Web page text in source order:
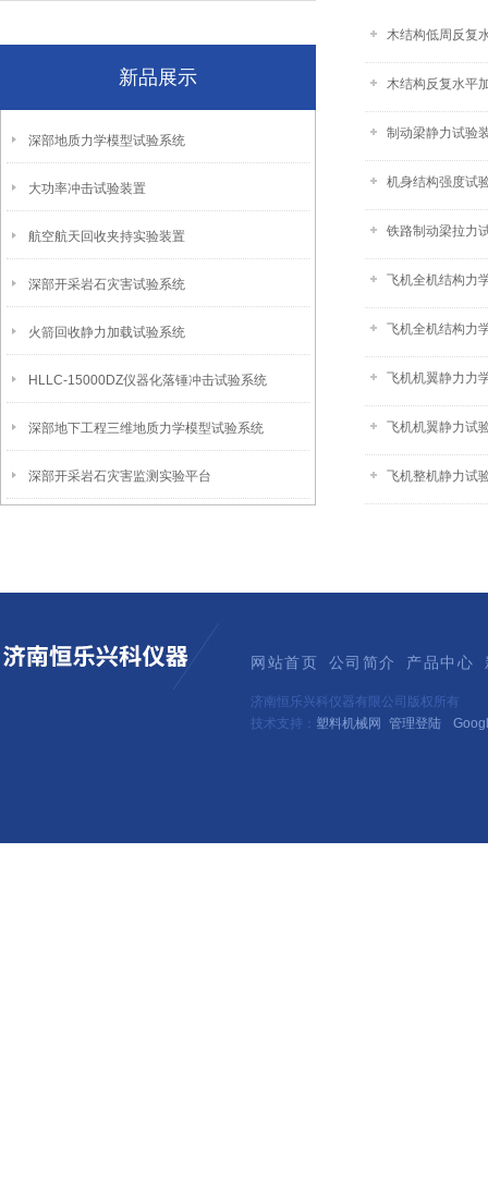
新品展示
深部地质力学模型试验系统
大功率冲击试验装置
航空航天回收夹持实验装置
深部开采岩石灾害试验系统
火箭回收静力加载试验系统
HLLC-15000DZ仪器化落锤冲击试验系统
深部地下工程三维地质力学模型试验系统
深部开采岩石灾害监测实验平台
木结构低周反复
木结构反复水平
制动梁静力试验
机身结构强度试
铁路制动梁拉力
飞机全机结构力
飞机全机结构力
飞机机翼静力力
飞机机翼静力试
飞机整机静力试
网站首页 公司简介 产品中心
济南恒乐兴科仪器有限公司版权所有
技术支持： 塑料机械网 管理登陆